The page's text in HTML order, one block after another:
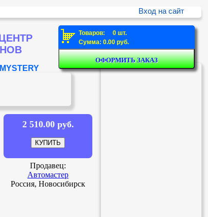
Вход на сайт
Товаров: 0 шт.
Сумма: 0.00 руб.
2 510.00 руб.
Продавец:
Автомастер
Россия, Новосибирск